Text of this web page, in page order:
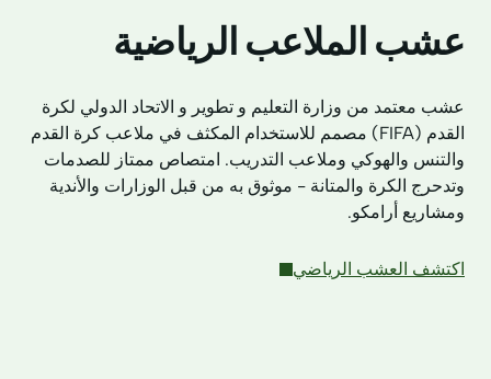
عشب الملاعب الرياضية
عشب معتمد من وزارة التعليم و تطوير و الاتحاد الدولي لكرة
القدم (FIFA) مصمم للاستخدام المكثف في ملاعب كرة القدم
والتنس والهوكي وملاعب التدريب. امتصاص ممتاز للصدمات
وتدحرج الكرة والمتانة - موثوق به من قبل الوزارات والأندية
ومشاريع أرامكو.
اكتشف العشب الرياضي